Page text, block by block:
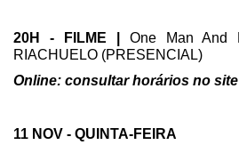
20H - FILME |
One Man And
RIACHUELO (PRESENCIAL)
Online: consultar horários no site
11 NOV - QUINTA-FEIRA